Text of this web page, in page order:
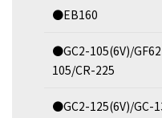
●EB160
●GC2-105(6V)/
105/CR-225
●GC2-125(6V)/GC-